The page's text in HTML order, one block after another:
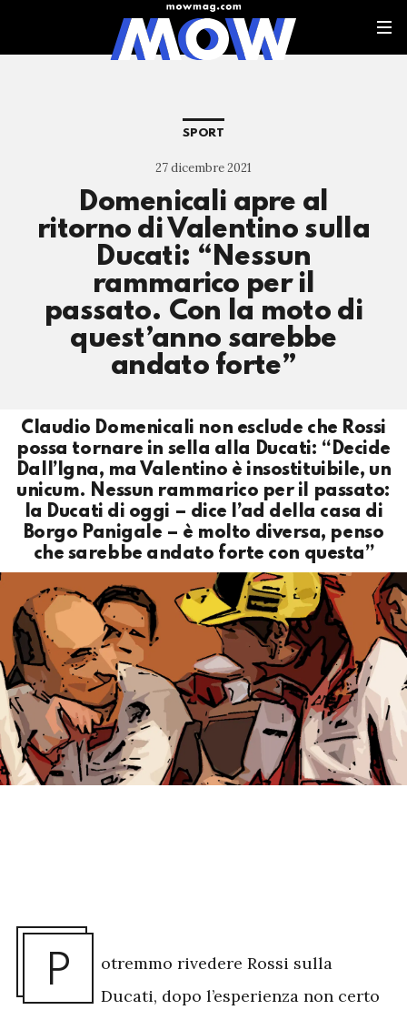
SPORT
27 dicembre 2021
Domenicali apre al
ritorno di Valentino sulla
Ducati: “Nessun
rammarico per il
passato. Con la moto di
quest’anno sarebbe
andato forte”
Claudio Domenicali non esclude che Rossi
possa tornare in sella alla Ducati: “Decide
Dall’Igna, ma Valentino è insostituibile, un
unicum. Nessun rammarico per il passato:
la Ducati di oggi – dice l’ad della casa di
Borgo Panigale – è molto diversa, penso
che sarebbe andato forte con questa”
P
otremmo rivedere Rossi sulla
Ducati, dopo l’esperienza non certo